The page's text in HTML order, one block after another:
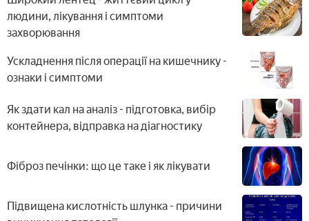
медикаментозна
людини, лікування і симптоми
захворювання
Ускладнення після операції на кишечнику -
ознаки і симптоми
Як здати кал на аналіз - підготовка, вибір
контейнера, відправка на діагностику
Фіброз печінки: що це таке і як лікувати
Підвищена кислотність шлунка - причини